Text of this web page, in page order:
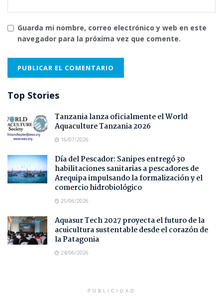
Guarda mi nombre, correo electrónico y web en este
navegador para la próxima vez que comente.
Top Stories
Tanzania lanza oficialmente el World
Aquaculture Tanzania 2026
16/07/2026
Día del Pescador: Sanipes entregó 30
habilitaciones sanitarias a pescadores de
Arequipa impulsando la formalización y el
comercio hidrobiológico
25/06/2026
Aquasur Tech 2027 proyecta el futuro de la
acuicultura sustentable desde el corazón de
la Patagonia
24/06/2026
PUBLICIDAD